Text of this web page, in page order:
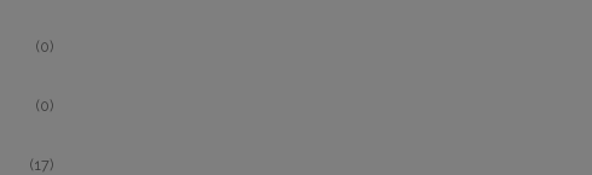
(0)
(0)
(17)